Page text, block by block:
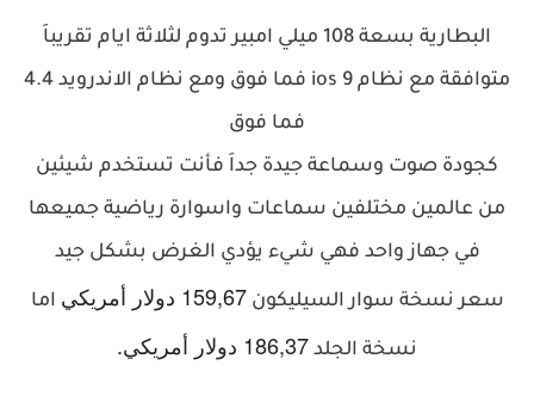
البطارية بسعة 108 ميلي امبير تدوم لثلاثة ايام تقريباَ
متوافقة مع نظام ios 9 فما فوق ومع نظام الاندرويد 4.4
فما فوق
كجودة صوت وسماعة جيدة جداَ فأنت تستخدم شيئين
من عالمين مختلفين سماعات واسوارة رياضية جميعها
في جهاز واحد فهي شيء يؤدي الغرض بشكل جيد
سعر نسخة سوار السيليكون 159,67 دولار أمريكي اما
نسخة الجلد 186,37 دولار أمريكي.